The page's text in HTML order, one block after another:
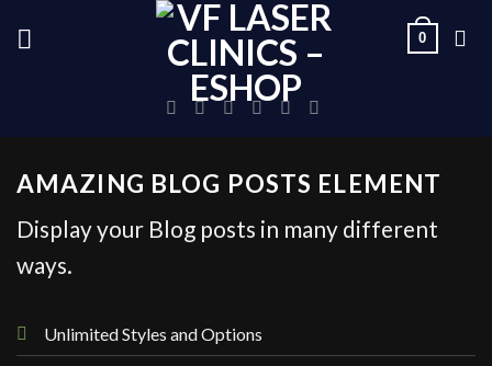
0
AMAZING BLOG POSTS ELEMENT
Display your Blog posts in many different
ways.
Unlimited Styles and Options